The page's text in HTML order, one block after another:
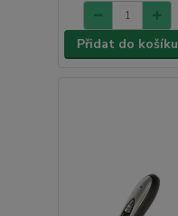
Přidat do košíku